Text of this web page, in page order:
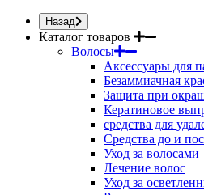
Назад
Каталог товаров
Волосы
Аксессуары для
Безаммиачная
Защита при
Кератиновое
средства для
Средства до и
Уход за волосами
Лечение волос
Уход за